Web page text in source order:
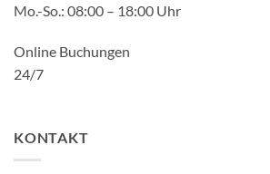
Mo.-So.: 08:00 – 18:00 Uhr
Online Buchungen
24/7
KONTAKT